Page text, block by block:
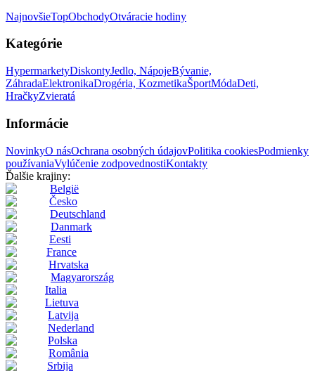
NajnovšieTopObchodyOtváracie hodiny
Kategórie
HypermarketyDiskontyJedlo, NápojeBývanie,
ZáhradaElektronikaDrogéria, KozmetikaŠportMódaDeti,
HračkyZvieratá
Informácie
NovinkyO násOchrana osobných údajovPolitika cookiesPodmienky
používaniaVylúčenie zodpovednostiKontakty
Ďalšie krajiny:
België
Česko
Deutschland
Danmark
Eesti
France
Hrvatska
Magyarország
Italia
Lietuva
Latvija
Nederland
Polska
România
Srbija